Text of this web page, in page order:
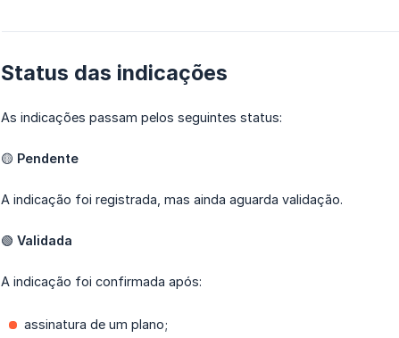
Status das indicações
As indicações passam pelos seguintes status:
🟡 Pendente
A indicação foi registrada, mas ainda aguarda validação.
🟢 Validada
A indicação foi confirmada após:
assinatura de um plano;